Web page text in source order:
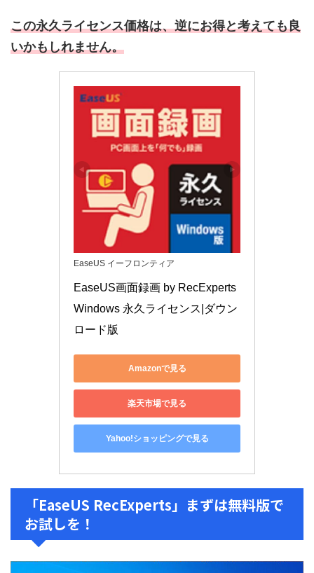
この永久ライセンス価格は、逆にお得と考えても良
いかもしれません。
EaseUS イーフロンティア
EaseUS画面録画 by RecExperts
Windows 永久ライセンス|ダウン
ロード版
Amazonで見る
楽天市場で見る
Yahoo!ショッピングで見る
「EaseUS RecExperts」まずは無料版で
お試しを！